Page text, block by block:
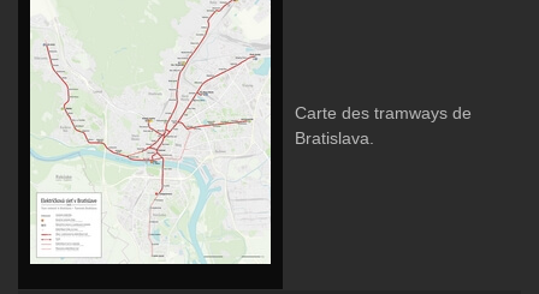
Carte des tramways de
Bratislava.